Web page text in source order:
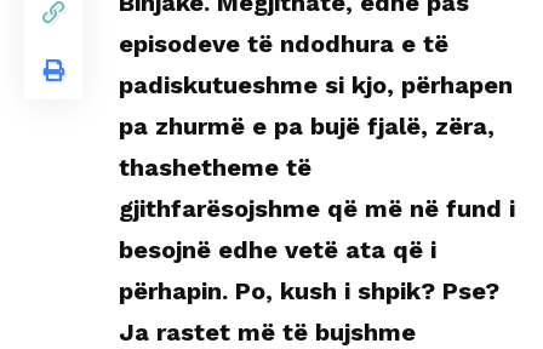
episodeve të ndodhura e të
padiskutueshme si kjo, përhapen
pa zhurmë e pa bujë fjalë, zëra,
thashetheme të
gjithfarësojshme që më në fund i
besojnë edhe vetë ata që i
përhapin. Po, kush i shpik? Pse?
Ja rastet më të bujshme